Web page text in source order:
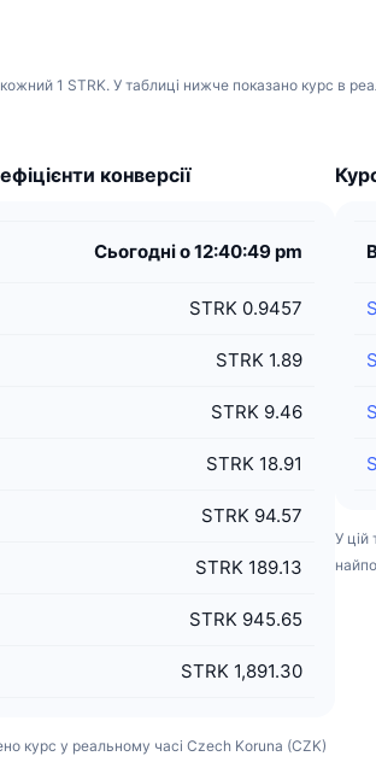
1 STRK. У таблиці нижче показано курс в
конверсії
Сьогодні о 12:40:49 pm
STRK 0.9457
STRK 1.89
STRK 9.46
STRK 18.91
STRK 94.57
STRK 189.13
STRK 945.65
STRK 1,891.30
курс у реальному часі Czech Koruna (CZK)
У цій